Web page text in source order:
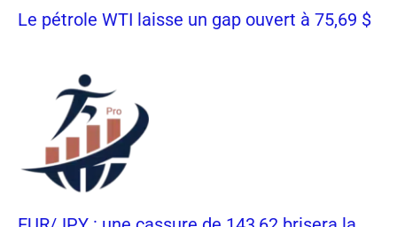
Le pétrole WTI laisse un gap ouvert à 75,69 $